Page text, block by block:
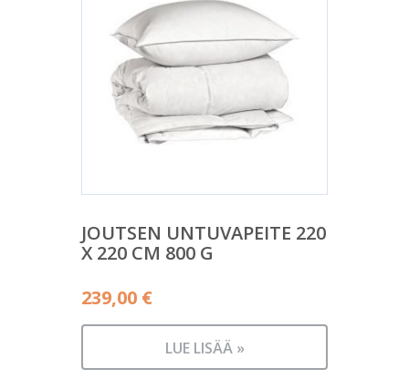
JOUTSEN UNTUVAPEITE 220
X 220 CM 800 G
239,00 €
LUE LISÄÄ »